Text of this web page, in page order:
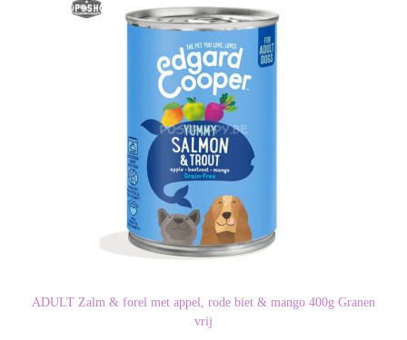
ADULT Zalm & forel met appel, rode biet & mango 400g Granen
vrij